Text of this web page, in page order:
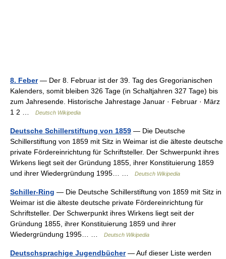
8. Feber— Der 8. Februar ist der 39. Tag des Gregorianischen
Kalenders, somit bleiben 326 Tage (in Schaltjahren 327 Tage) bis
zum Jahresende. Historische Jahrestage Januar · Februar · März
1 2 …
Deutsch Wikipedia
Deutsche Schillerstiftung von 1859 — Die Deutsche
Schillerstiftung von 1859 mit Sitz in Weimar ist die älteste deutsche
private Fördereinrichtung für Schriftsteller. Der Schwerpunkt ihres
Wirkens liegt seit der Gründung 1855, ihrer Konstituierung 1859
und ihrer Wiedergründung 1995… …
Deutsch Wikipedia
Schiller-Ring — Die Deutsche Schillerstiftung von 1859 mit Sitz in
Weimar ist die älteste deutsche private Fördereinrichtung für
Schriftsteller. Der Schwerpunkt ihres Wirkens liegt seit der
Gründung 1855, ihrer Konstituierung 1859 und ihrer
Wiedergründung 1995… …
Deutsch Wikipedia
Deutschsprachige Jugendbücher— Auf dieser Liste werden